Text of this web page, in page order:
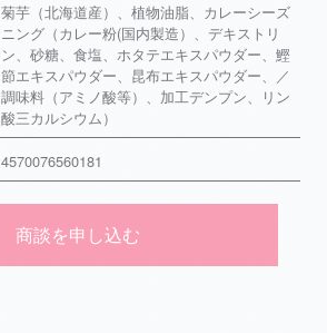
菊芋（北海道産）、植物油脂、カレーシーズ
ニング（カレー粉(国内製造）、デキストリ
ン、砂糖、食塩、ホタテエキスパウダー、鰹
節エキスパウダー、昆布エキスパウダー、／
調味料（アミノ酸等）、加工デンプン、リン
酸三カルシウム）
4570076560181
商談を申し込む